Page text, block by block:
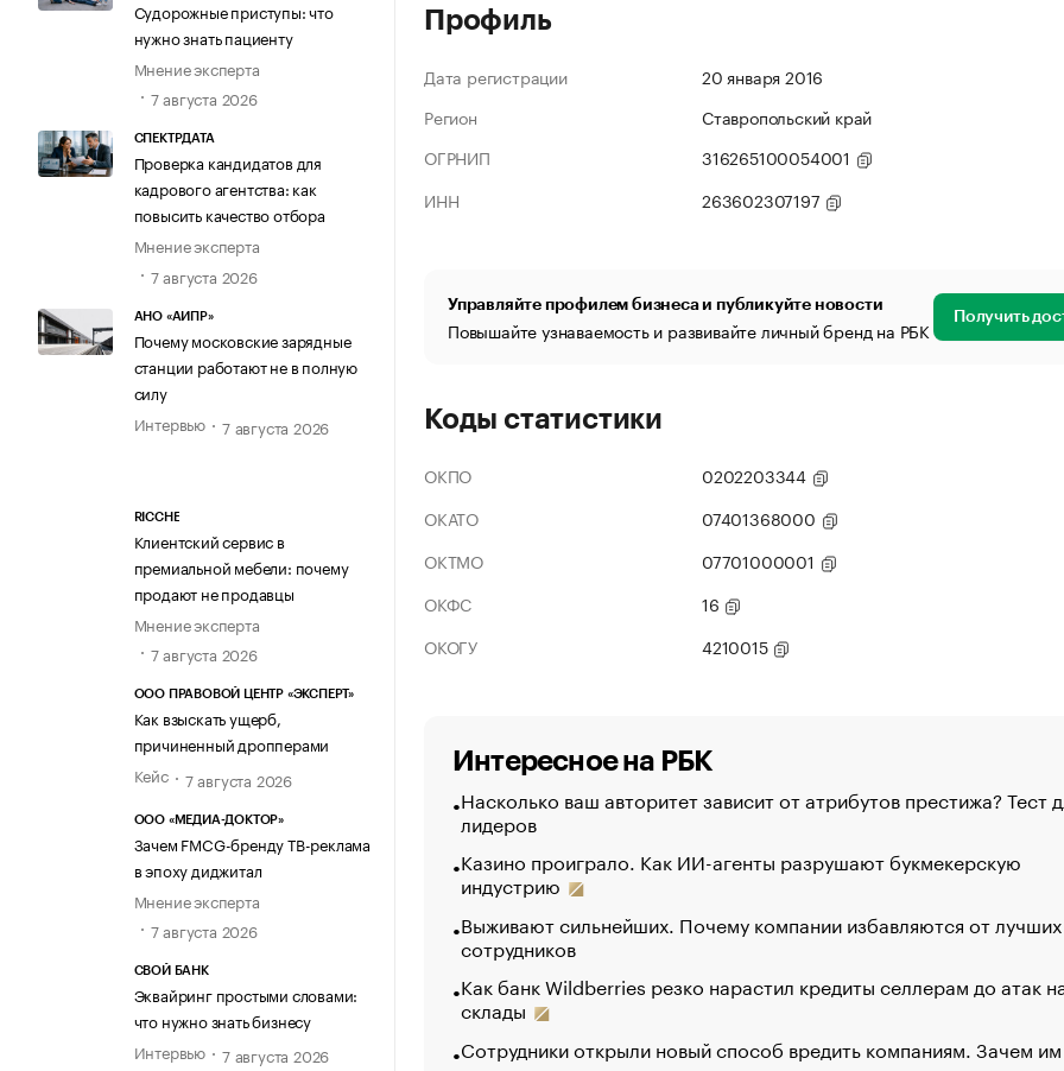
Судорожные приступы: что
нужно знать пациенту
Мнение эксперта
7 августа 2026
СПЕКТРДАТА
Проверка кандидатов для
кадрового агентства: как
повысить качество отбора
Мнение эксперта
7 августа 2026
АНО «АИПР»
Почему московские зарядные
станции работают не в полную
силу
Интервью
7 августа 2026
RICCHE
Клиентский сервис в
премиальной мебели: почему
продают не продавцы
Мнение эксперта
7 августа 2026
ООО ПРАВОВОЙ ЦЕНТР «ЭКСПЕРТ»
Как взыскать ущерб,
причиненный дропперами
Кейс
7 августа 2026
ООО «МЕДИА-ДОКТОР»
Зачем FMCG-бренду ТВ-реклама
в эпоху диджитал
Мнение эксперта
7 августа 2026
СВОЙ БАНК
Эквайринг простыми словами:
что нужно знать бизнесу
Интервью
7 августа 2026
Профиль
Дата регистрации
20 января 2016
Регион
Ставропольский край
ОГРНИП
316265100054001
ИНН
263602307197
Управляйте профилем бизнеса и публикуйте новости
Повышайте узнаваемость и развивайте личный бренд на РБК Получить
Коды статистики
ОКПО
0202203344
ОКАТО
07401368000
ОКТМО
07701000001
ОКФС
16
ОКОГУ
4210015
Интересное на РБК
Насколько ваш авторитет зависит от атрибутов престижа? Тест
лидеров
Казино проиграло. Как ИИ-агенты разрушают букмекерскую
индустрию
Выживают сильнейших. Почему компании избавляются от лучших
сотрудников
Как банк Wildberries резко нарастил кредиты селлерам до атак
склады
Сотрудники открыли новый способ вредить компаниям. Зачем